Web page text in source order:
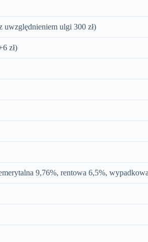
uwzględnieniem ulgi 300 zł)
zł)
9,76%, rentowa 6,5%,